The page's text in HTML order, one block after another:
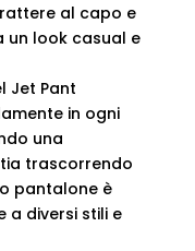
al capo e
un look casual e
Jet Pant
in ogni
una
trascorrendo
pantalone è
a diversi stili e